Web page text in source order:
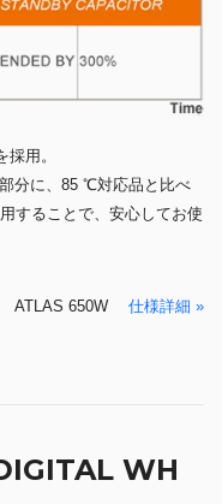
用。
分に、85 ℃対応品と比べ
することで、安心してお使
ATLAS 650W 仕様詳細 »
WH